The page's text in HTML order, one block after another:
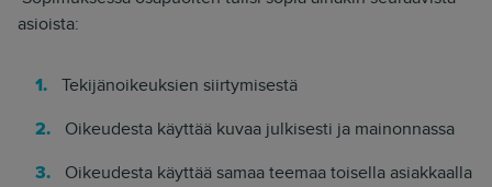
asioista:
Tekijänoikeuksien siirtymisestä
Oikeudesta käyttää kuvaa julkisesti ja mainonnassa
Oikeudesta käyttää samaa teemaa toisella asiakkaalla